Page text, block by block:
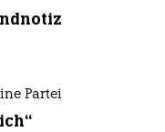
Partei